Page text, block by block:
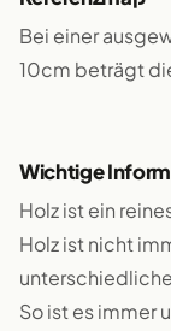
Bei einer
10cm beträgt
Wichtige
Holz ist ein
Holz ist nicht
So ist es immer